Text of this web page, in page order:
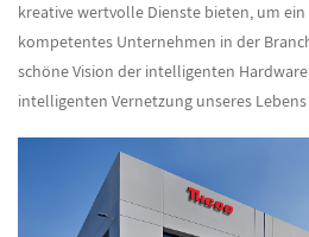
kreative wertvolle Dienste bieten, um
kompetentes Unternehmen in der
schöne Vision der intelligenten
intelligenten Vernetzung unseres